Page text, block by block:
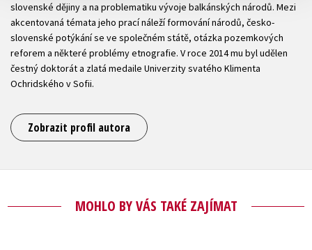
slovenské dějiny a na problematiku vývoje balkánských národů. Mezi
akcentovaná témata jeho prací náleží formování národů, česko-
slovenské potýkání se ve společném státě, otázka pozemkových
reforem a některé problémy etnografie. V roce 2014 mu byl udělen
čestný doktorát a zlatá medaile Univerzity svatého Klimenta
Ochridského v Sofii.
Zobrazit profil autora
MOHLO BY VÁS TAKÉ ZAJÍMAT